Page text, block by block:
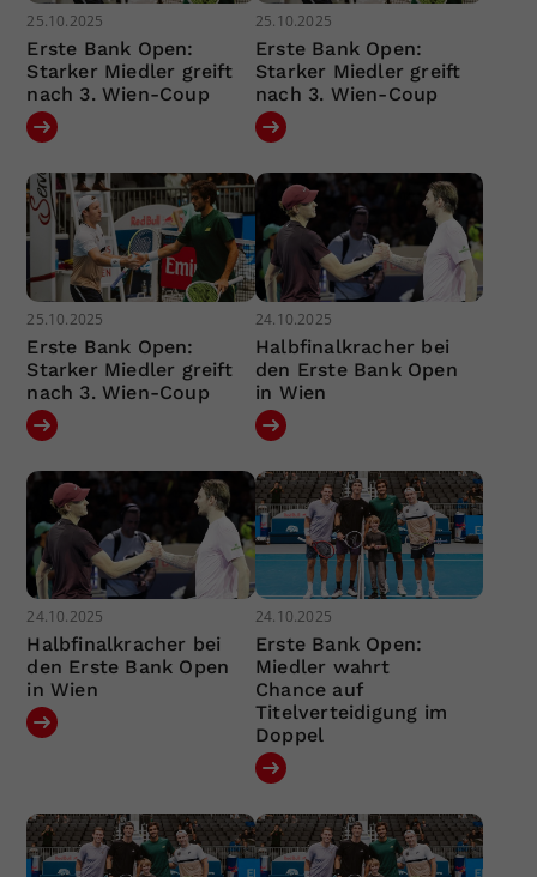
25.10.2025
Erste Bank Open:
Starker Miedler greift
nach 3. Wien-Coup
25.10.2025
Erste Bank Open:
Starker Miedler greift
nach 3. Wien-Coup
25.10.2025
Erste Bank Open:
Starker Miedler greift
nach 3. Wien-Coup
24.10.2025
Halbfinalkracher bei
den Erste Bank Open
in Wien
24.10.2025
Halbfinalkracher bei
den Erste Bank Open
in Wien
24.10.2025
Erste Bank Open:
Miedler wahrt
Chance auf
Titelverteidigung im
Doppel